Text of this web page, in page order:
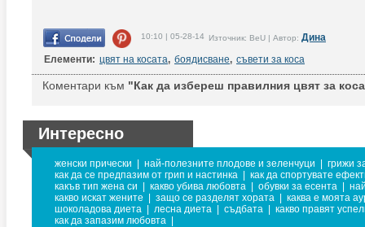
10:10 | 05-28-14 Източник: BeU | Автор: Дина
Елементи: цвят на косата, боядисване, съвети за коса
Коментари към "Как да избереш правилния цвят за
Интересно
женски прически най-полезните плодове и зеленчуци
грижи
как да се предпазим от грип и настинка
как да спортувате
какъв тип жена си
какво убива любовта обувки за есента
какво искат жените
защо се разделят хората
каква е моята
шоколадова диета
лесна диета съдбата
какво правят
как да запазим любовта